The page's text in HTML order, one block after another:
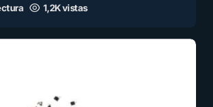
1,2K vistas